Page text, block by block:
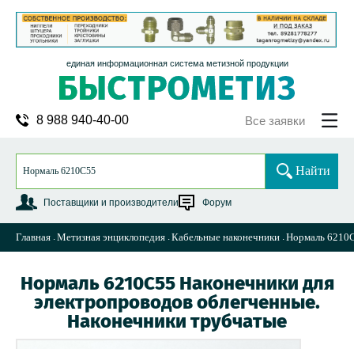
единая информационная система метизной продукции
8 988 940-40-00 Все заявки
Поставщики и производители Форум
Найти
Главная Метизная энциклопедия Кабельные наконечники Нормаль
Нормаль 6210С55 Наконечники для
электропроводов облегченные.
Наконечники трубчатые